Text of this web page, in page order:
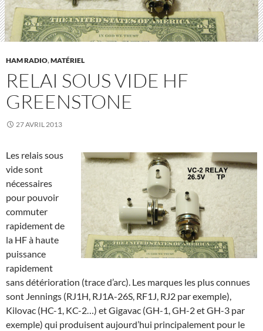
HAM RADIO,MATÉRIEL
RELAI SOUS VIDE HF
GREENSTONE
27 AVRIL 2013
Les relais sous
vide sont
nécessaires
pour pouvoir
commuter
rapidement de
la HF à haute
puissance
rapidement
sans détérioration (trace d’arc). Les marques les plus connues
sont Jennings (RJ1H, RJ1A-26S, RF1J, RJ2 par exemple),
Kilovac (HC-1, KC-2…) et Gigavac (GH-1, GH-2 et GH-3 par
exemple) qui produisent aujourd’hui principalement pour le